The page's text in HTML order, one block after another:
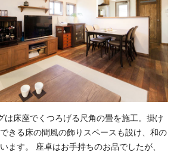
は床座でくつろげる尺角の畳を施工。掛け
きる床の間風の飾りスペースも設け、和の
ます。 座卓はお手持ちのお品でしたが、